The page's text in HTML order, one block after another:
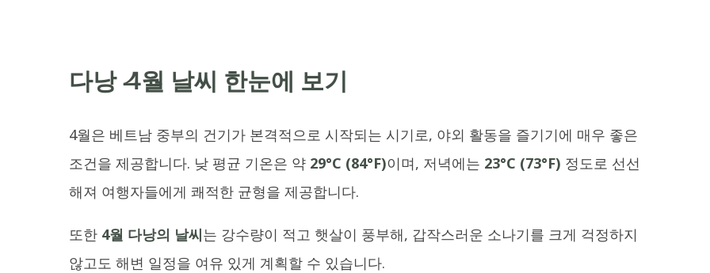
다낭 4월 날씨 한눈에 보기
4월은 베트남 중부의 건기가 본격적으로 시작되는 시기로, 야외 활동을 즐기기에 매우 좋은
조건을 제공합니다. 낮 평균 기온은 약 29°C (84°F)이며, 저녁에는 23°C (73°F) 정도로 선선
해져 여행자들에게 쾌적한 균형을 제공합니다.
또한 4월 다낭의 날씨는 강수량이 적고 햇살이 풍부해, 갑작스러운 소나기를 크게 걱정하지
않고도 해변 일정을 여유 있게 계획할 수 있습니다.